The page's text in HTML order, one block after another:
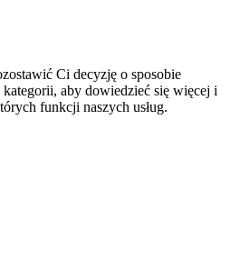
Ci decyzję o sposobie
aby dowiedzieć się więcej i
funkcji naszych usług.